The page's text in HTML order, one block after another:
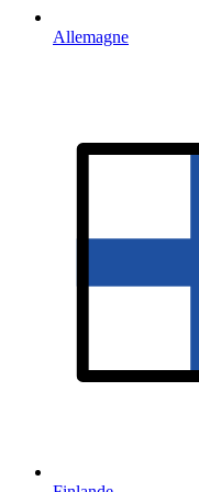
Allemagne